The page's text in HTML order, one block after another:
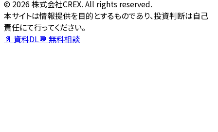
© 2026株式会社CREX. All rights reserved.
本サイトは情報提供を目的とするものであり、投資判断は自己
責任にて行ってください。
📄 資料DL💬 無料相談